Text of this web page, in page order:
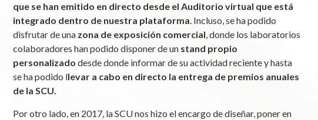
que se han emitido en directo desde el Auditorio virtual que está
integrado dentro de nuestra plataforma. Incluso, se ha podido
disfrutar de una zona de exposición comercial, donde los laboratorios
colaboradores han podido disponer de un stand propio
personalizado desde donde informar de su actividad reciente y hasta
se ha podido llevar a cabo en directo la entrega de premios anuales
de la SCU.
Por otro lado, en 2017, la SCU nos hizo el encargo de diseñar, poner en